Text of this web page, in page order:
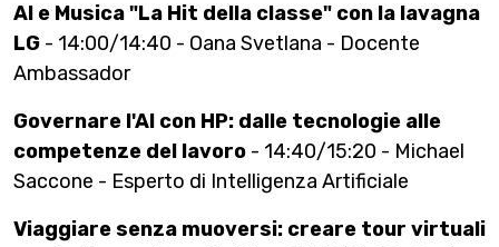
AI e Musica "La Hit della classe" con la lavagna
LG - 14:00/14:40 - Oana Svetlana - Docente
Ambassador
Governare l'AI con HP: dalle tecnologie alle
competenze del lavoro - 14:40/15:20 - Michael
Saccone - Esperto di Intelligenza Artificiale
Viaggiare senza muoversi: creare tour virtuali